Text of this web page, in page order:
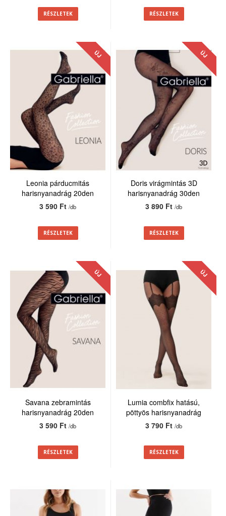
RÉSZLETEK RÉSZLETEK
ÚJ
Leonia párducmitás
harisnyanadrág 20den
3 590 Ft/db
RÉSZLETEK
ÚJ
Doris virágmintás 3D
harisnyanadrág 30den
3 890 Ft/db
RÉSZLETEK
ÚJ
Savana zebramintás
harisnyanadrág 20den
3 590 Ft/db
RÉSZLETEK
ÚJ
Lumia combfix hatású,
pöttyös harisnyanadrág
20den
3 790 Ft/db
RÉSZLETEK